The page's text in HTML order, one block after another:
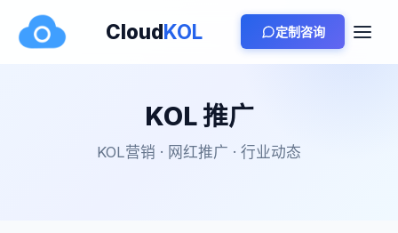
CloudKOL 定制咨询
KOL 推广
KOL营销 · 网红推广 · 行业动态